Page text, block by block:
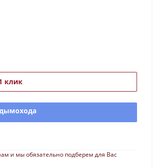
клик
и мы обязательно подберем для Вас